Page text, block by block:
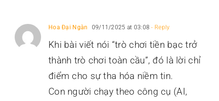
Hoa Đại Ngàn 09/11/2025 at 03:08 - Reply
Khi bài viết nói “trò chơi tiền bạc trở
thành trò chơi toàn cầu”, đó là lời chỉ
điểm cho sự tha hóa niềm tin.
Con người chạy theo công cụ (AI,